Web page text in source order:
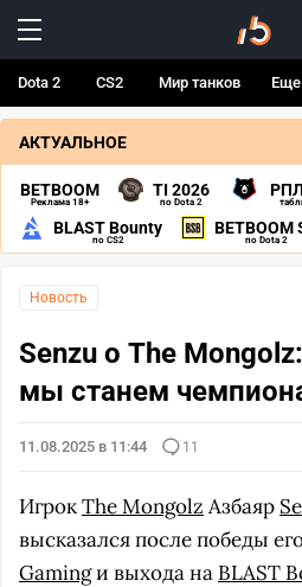
Dota 2 CS2 Мир танков Еще
АКТУАЛЬНОЕ
BETBOOM
Реклама 18+
TI 2026
по Dota 2
BLAST Bounty
по CS2
BETBOOM
по Dota 2
Новость
Senzu о The
мы станем
11.08.2025 в 11:44 11
ИгрокThe Mongolz Азбаяр
высказался после победы
Gamingи выхода на BLAST